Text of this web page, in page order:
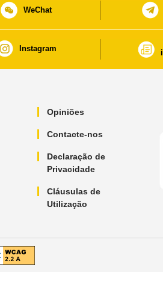
WeChat
Instagram
Opiniões
Contacte-nos
Declaração de
Privacidade
Cláusulas de
Utilização